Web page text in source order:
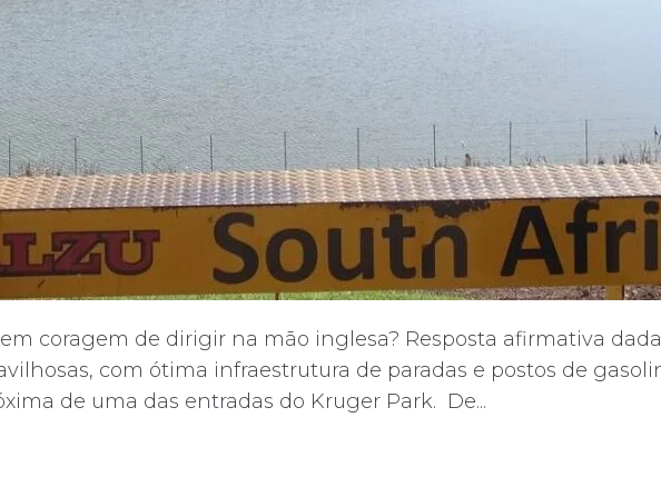
coragem de dirigir na mão inglesa? Resposta afirmativa
com ótima infraestrutura de paradas e postos de
de uma das entradas do Kruger Park. De...